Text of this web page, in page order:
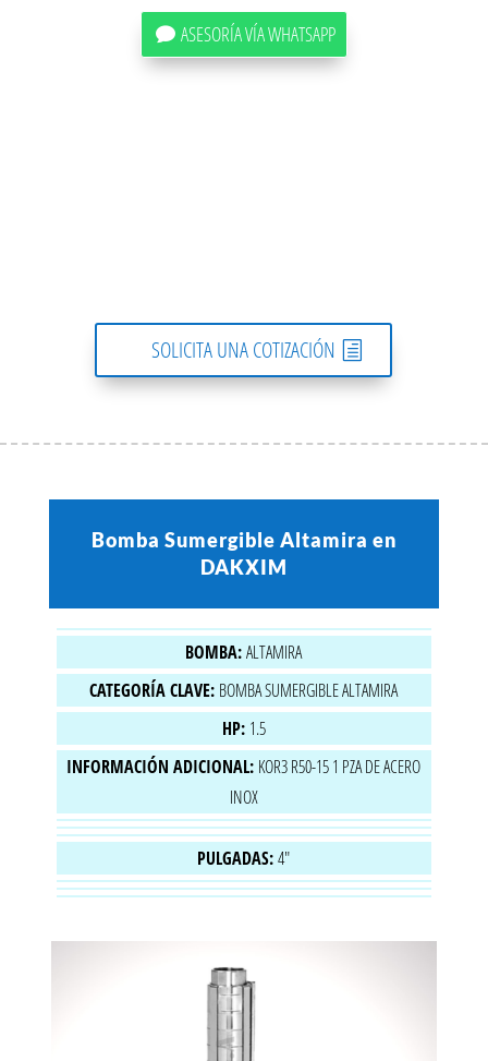
ASESORÍA VÍA WHATSAPP
SOLICITA UNA COTIZACIÓN
Bomba Sumergible Altamira en
DAKXIM
BOMBA:ALTAMIRA
CATEGORÍA CLAVE: BOMBA SUMERGIBLE ALTAMIRA
HP: 1.5
INFORMACIÓN ADICIONAL: KOR3 R50-15 1 PZA DE ACERO
INOX
PULGADAS:4"